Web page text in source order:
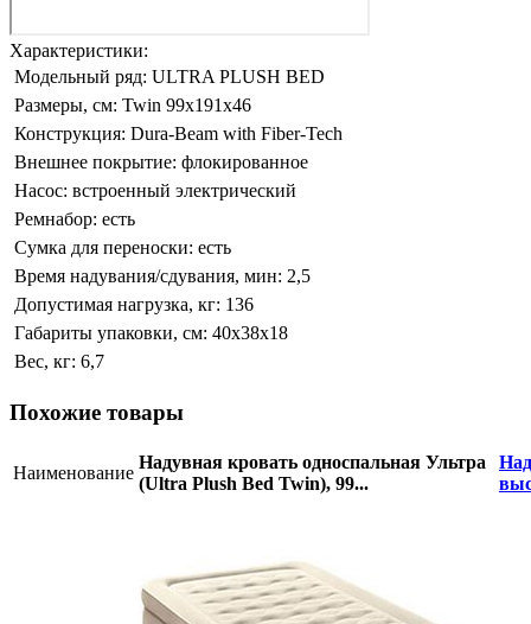
Характеристики:
Модельный ряд: ULTRA PLUSH BED
Размеры, см: Twin 99x191х46
Конструкция: Dura-Beam with Fiber-Tech
Внешнее покрытие: флокированное
Насос: встроенный электрический
Ремнабор: есть
Сумка для переноски: есть
Время надувания/сдувания, мин: 2,5
Допустимая нагрузка, кг: 136
Габариты упаковки, см: 40х38х18
Вес, кг: 6,7
Похожие товары
Наименование
Надувная кровать односпальная Ультра
(Ultra Plush Bed Twin), 99...